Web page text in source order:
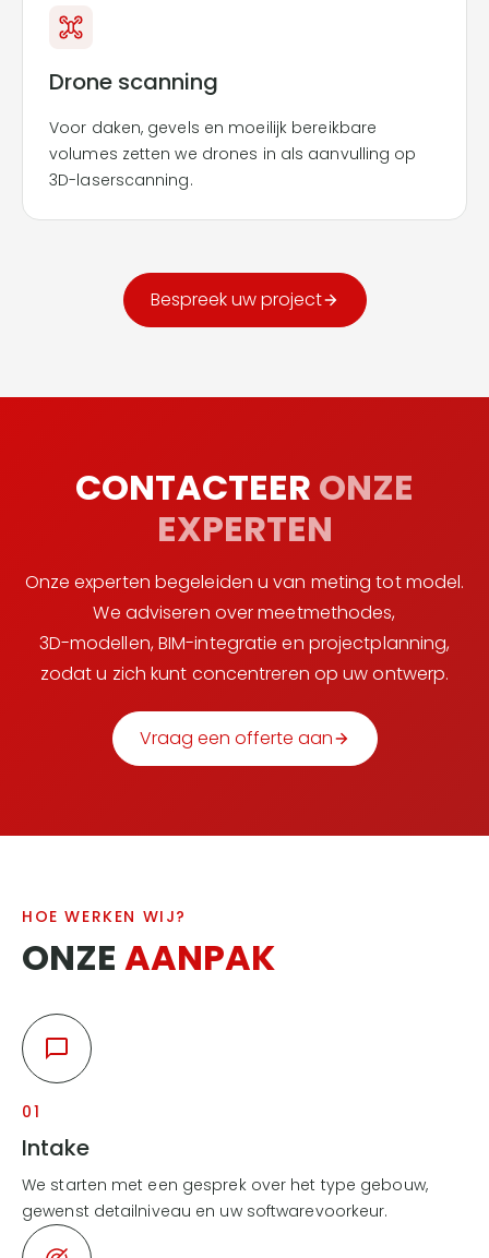
Drone scanning
Voor daken, gevels en moeilijk bereikbare
volumes zetten we drones in als aanvulling op
3D-laserscanning.
Bespreek uw project
CONTACTEER ONZE
EXPERTEN
Onze experten begeleiden u van meting tot model.
We adviseren over meetmethodes,
3D-modellen, BIM-integratie en projectplanning,
zodat u zich kunt concentreren op uw ontwerp.
Vraag een offerte aan
HOE WERKEN WIJ?
ONZE AANPAK
01
Intake
We starten met een gesprek over het type gebouw,
gewenst detailniveau en uw softwarevoorkeur.